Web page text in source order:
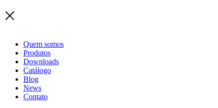
Quem somos
Produtos
Downloads
Catálogo
Blog
News
Contato